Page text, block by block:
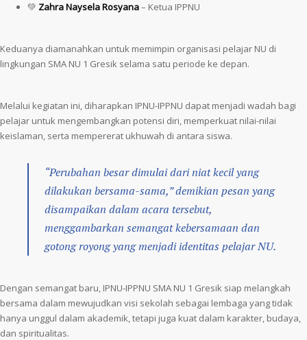
💚 Zahra Naysela Rosyana– Ketua IPPNU
Keduanya diamanahkan untuk memimpin organisasi pelajar NU di
lingkungan SMA NU 1 Gresik selama satu periode ke depan.
Melalui kegiatan ini, diharapkan IPNU-IPPNU dapat menjadi wadah bagi
pelajar untuk mengembangkan potensi diri, memperkuat nilai-nilai
keislaman, serta mempererat ukhuwah di antara siswa.
“Perubahan besar dimulai dari niat kecil yang
dilakukan bersama-sama,” demikian pesan yang
disampaikan dalam acara tersebut,
menggambarkan semangat kebersamaan dan
gotong royong yang menjadi identitas pelajar NU.
Dengan semangat baru, IPNU-IPPNU SMA NU 1 Gresik siap melangkah
bersama dalam mewujudkan visi sekolah sebagai lembaga yang tidak
hanya unggul dalam akademik, tetapi juga kuat dalam karakter, budaya,
dan spiritualitas.